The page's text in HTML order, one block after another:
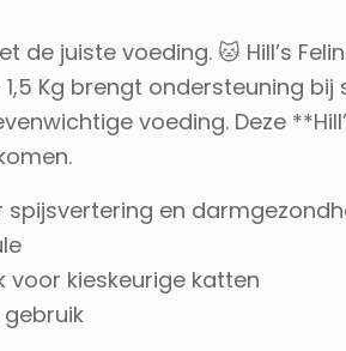
de juiste voeding. 🐱 Hill’s
Kg brengt ondersteuning
voeding. Deze
en
voor kieskeurige katten